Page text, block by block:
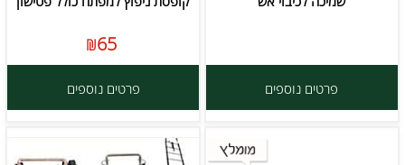
פרטים נוספים
₪65
פרטים נוספים